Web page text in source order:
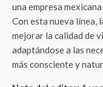
una empresa
Con esta nueva línea,
mejorar la calidad de
adaptándose a las
más consciente y